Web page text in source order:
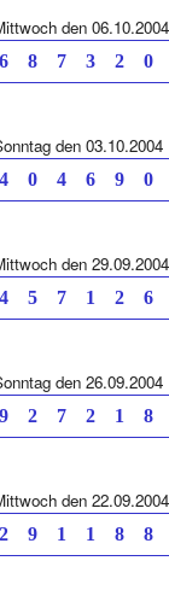
den 06.10.2004
6 8 7 3 2
den 03.10.2004
4 0 4 6 9
den 29.09.2004
4 5 7 1 2
den 26.09.2004
9 2 7 2 1
den 22.09.2004
2 9 1 1 8